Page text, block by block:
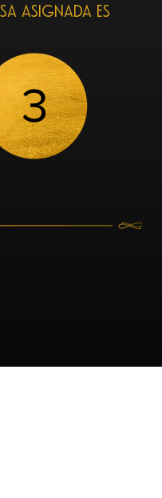
asignada es
3